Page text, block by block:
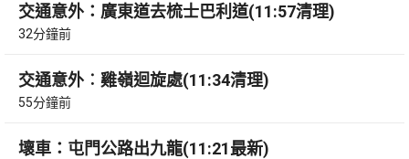
交通意外：廣東道去梳士巴利道(11:57清理)
32分鐘前
交通意外︰雞嶺迴旋處(11:34清理)
55分鐘前
壞車：屯門公路出九龍(11:21最新)